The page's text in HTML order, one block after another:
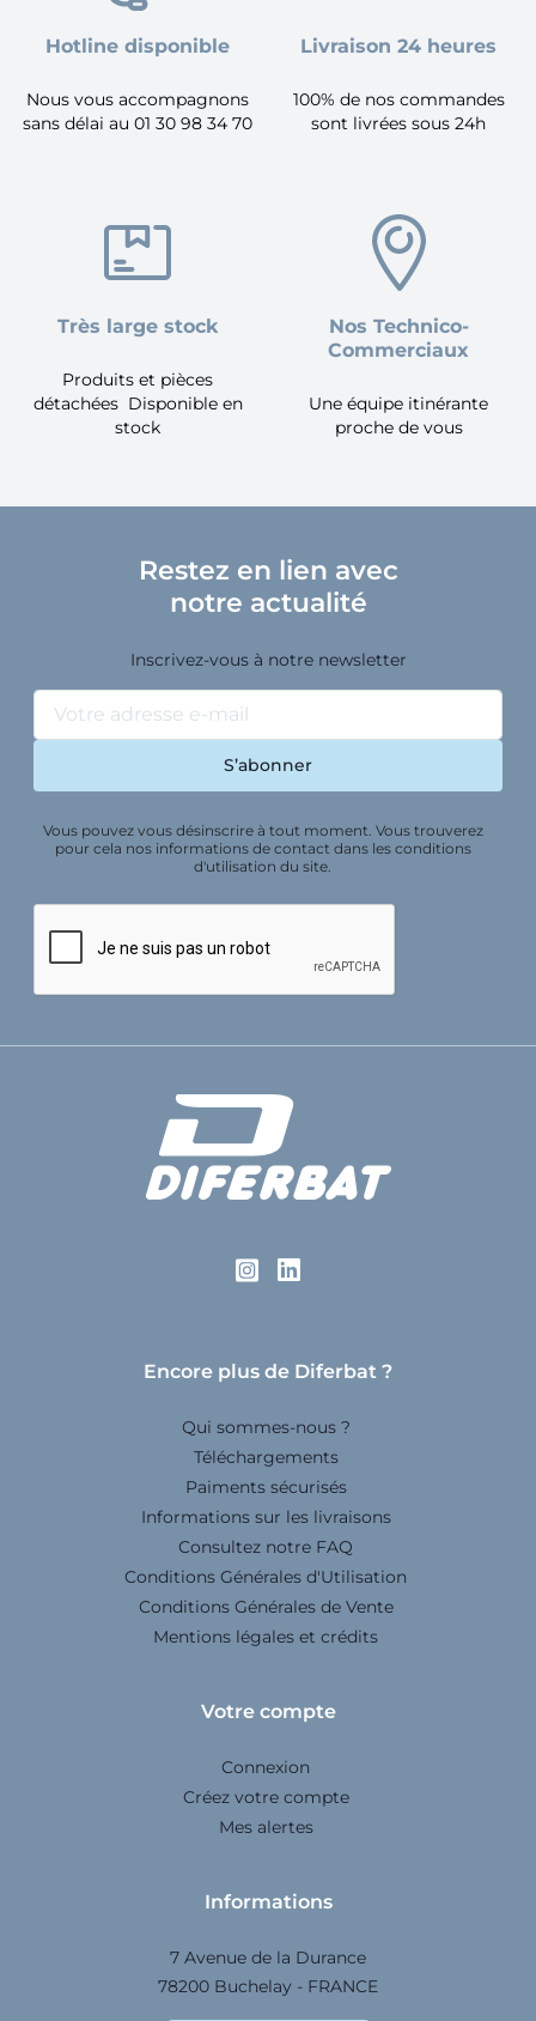
Hotline disponible
Nous vous accompagnons
sans délai au 01 30 98 34 70
Livraison 24 heures
100% de nos commandes
sont livrées sous 24h
Très large stock
Produits et pièces
détachées Disponible en
stock
Nos Technico-
Commerciaux
Une équipe itinérante
proche de vous
Restez en lien avec
notre actualité
Inscrivez-vous à notre newsletter
Vous pouvez vous désinscrire à tout moment. Vous trouverez
pour cela nos informations de contact dans les conditions
d'utilisation du site.
Encore plus de Diferbat ?
Qui sommes-nous ?
Téléchargements
Paiments sécurisés
Informations sur les livraisons
Consultez notre FAQ
Conditions Générales d'Utilisation
Conditions Générales de Vente
Mentions légales et crédits
Votre compte
Connexion
Créez votre compte
Mes alertes
Informations
7 Avenue de la Durance
78200 Buchelay - FRANCE